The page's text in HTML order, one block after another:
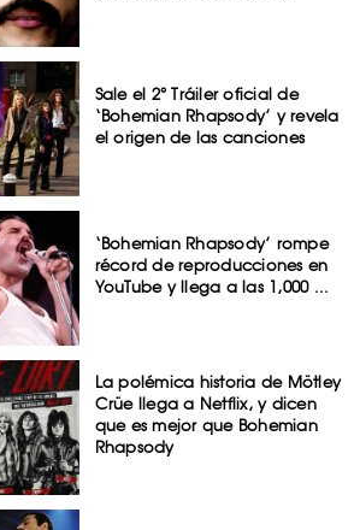
Sale el 2° Tráiler oficial de
‘Bohemian Rhapsody’ y revela
el origen de las canciones
‘Bohemian Rhapsody’ rompe
récord de reproducciones en
YouTube y llega a las 1,000 ...
La polémica historia de Mötley
Crüe llega a Netflix, y dicen
que es mejor que Bohemian
Rhapsody